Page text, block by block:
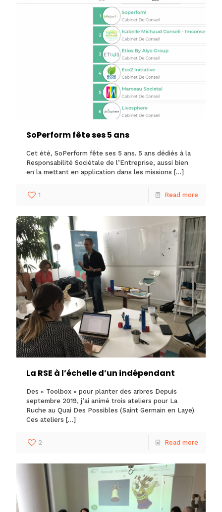
SoPerform fête ses 5 ans
Cet été, SoPerform fête ses 5 ans. 5 ans dédiés à la
Responsabilité Sociétale de l’Entreprise, aussi bien
en la mettant en application dans les missions […]
1 Read more
La RSE à l’échelle d’un indépendant
Des « Toolbox » pour planter des arbres Depuis
septembre 2019, j’ai animé trois ateliers pour La
Ruche au Quai Des Possibles (Saint Germain en Laye).
Ces ateliers […]
2 Read more